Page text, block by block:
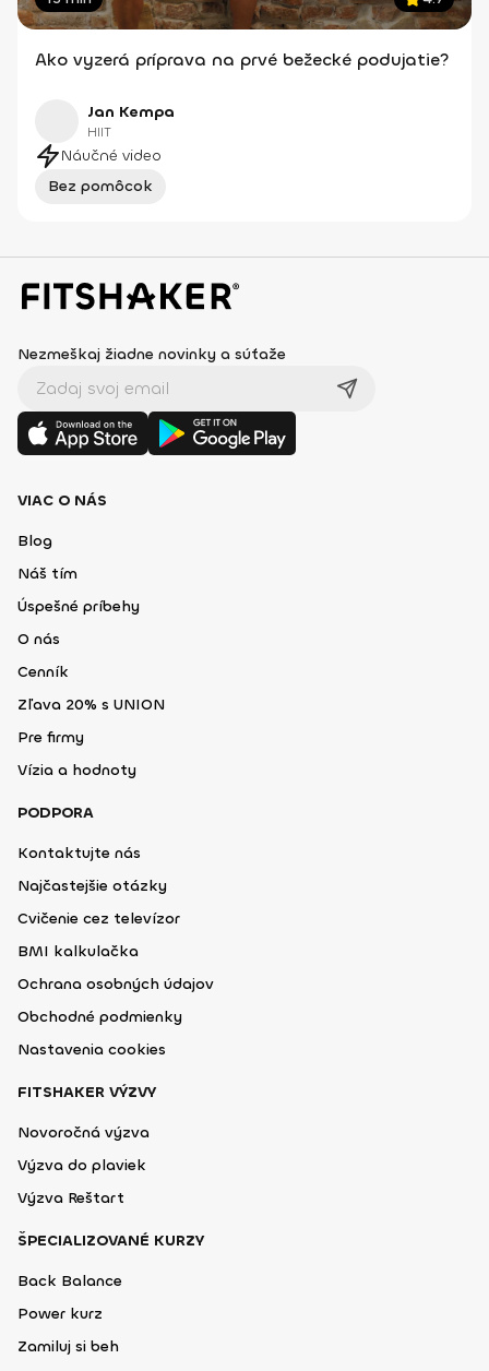
Ako vyzerá príprava na prvé bežecké podujatie?
Jan Kempa
HIIT
Náučné video
Bez pomôcok
Nezmeškaj žiadne novinky a súťaže
VIAC O NÁS
Blog
Náš tím
Úspešné príbehy
O nás
Cenník
Zľava 20% s UNION
Pre firmy
Vízia a hodnoty
PODPORA
Kontaktujte nás
Najčastejšie otázky
Cvičenie cez televízor
BMI kalkulačka
Ochrana osobných údajov
Obchodné podmienky
Nastavenia cookies
FITSHAKER VÝZVY
Novoročná výzva
Výzva do plaviek
Výzva Reštart
ŠPECIALIZOVANÉ KURZY
Back Balance
Power kurz
Zamiluj si beh